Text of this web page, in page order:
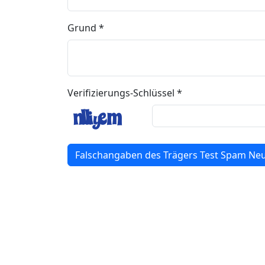
Grund *
Verifizierungs-Schlüssel *
Falschangaben des Trägers Test Spam